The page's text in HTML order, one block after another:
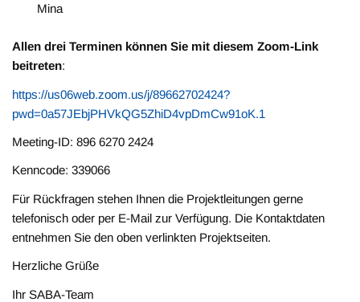
Mina
Allen drei Terminen können Sie mit diesem Zoom-Link
beitreten:
https://us06web.zoom.us/j/89662702424?
pwd=0a57JEbjPHVkQG5ZhiD4vpDmCw91oK.1
Meeting-ID: 896 6270 2424
Kenncode: 339066
Für Rückfragen stehen Ihnen die Projektleitungen gerne
telefonisch oder per E-Mail zur Verfügung. Die Kontaktdaten
entnehmen Sie den oben verlinkten Projektseiten.
Herzliche Grüße
Ihr SABA-Team